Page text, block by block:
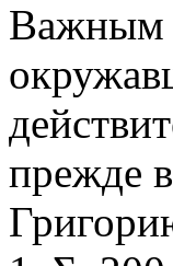
Важным
прежде